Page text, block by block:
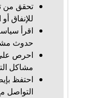
تحقق من
للإنفاق
اقرأ
حدوث
احرص على
مشاكل
احتفظ
التواصل